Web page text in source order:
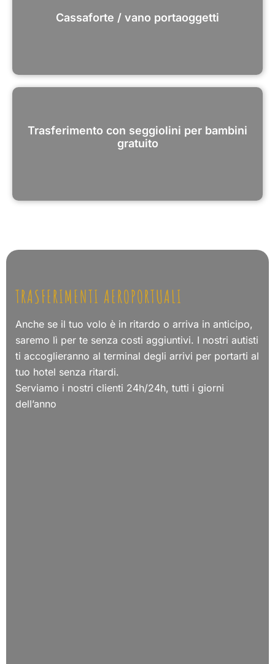
Cassaforte / vano portaoggetti
Trasferimento con seggiolini per bambini
gratuito
TRASFERIMENTI AEROPORTUALI
Anche se il tuo volo è in ritardo o arriva in anticipo,
saremo lì per te senza costi aggiuntivi. I nostri autisti
ti accoglieranno al terminal degli arrivi per portarti al
tuo hotel senza ritardi.
Serviamo i nostri clienti 24h/24h, tutti i giorni
dell’anno